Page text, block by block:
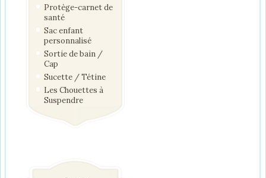
Protège-carnet de
santé
Sac enfant
personnalisé
Sortie de bain /
Cap
Sucette / Tétine
Les Chouettes à
Suspendre